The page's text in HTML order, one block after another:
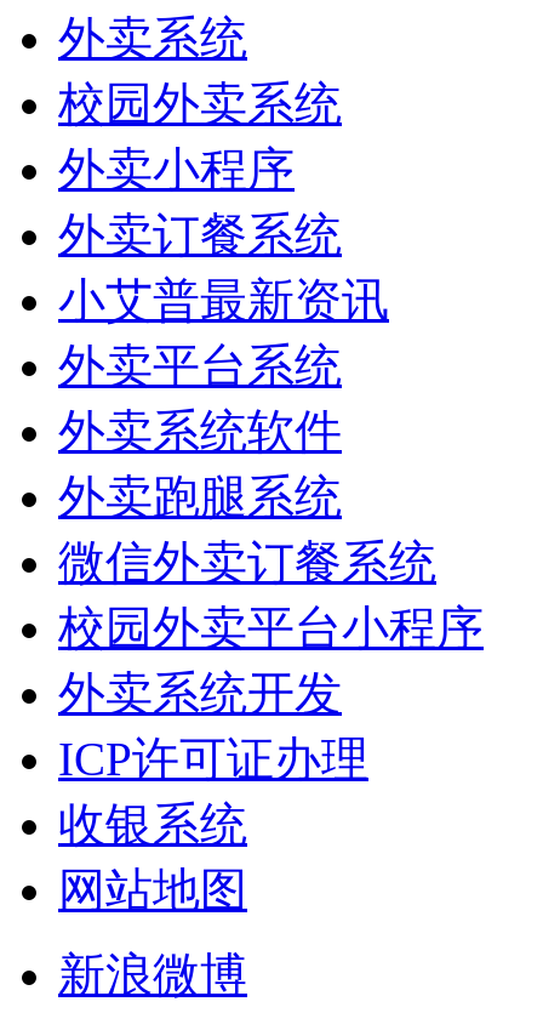
外卖系统
校园外卖系统
外卖小程序
外卖订餐系统
小艾普最新资讯
外卖平台系统
外卖系统软件
外卖跑腿系统
微信外卖订餐系统
校园外卖平台小程序
外卖系统开发
ICP许可证办理
收银系统
网站地图
新浪微博